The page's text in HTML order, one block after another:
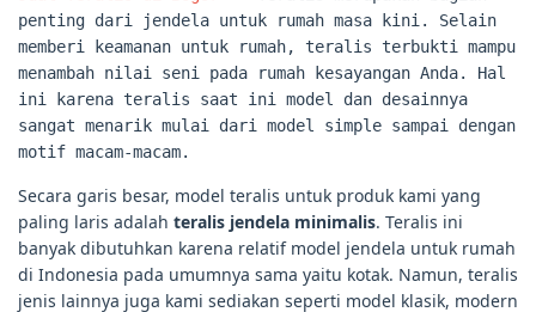
penting dari jendela untuk rumah masa kini. Selain
memberi keamanan untuk rumah, teralis terbukti mampu
menambah nilai seni pada rumah kesayangan Anda. Hal
ini karena teralis saat ini model dan desainnya
sangat menarik mulai dari model simple sampai dengan
motif macam-macam.
Secara garis besar, model teralis untuk produk kami yang
paling laris adalah teralis jendela minimalis. Teralis ini
banyak dibutuhkan karena relatif model jendela untuk rumah
di Indonesia pada umumnya sama yaitu kotak. Namun, teralis
jenis lainnya juga kami sediakan seperti model klasik, modern